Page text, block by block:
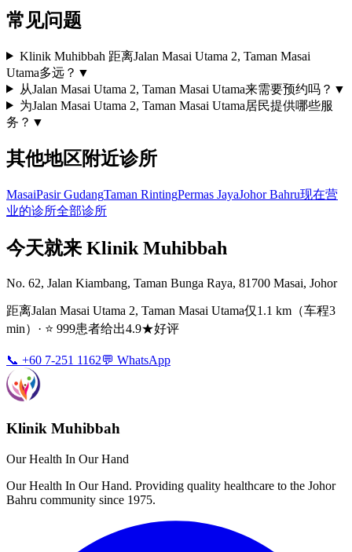
常见问题
Klinik Muhibbah 距离Jalan Masai Utama 2, Taman Masai
Utama多远？ ▼
从Jalan Masai Utama 2, Taman Masai Utama来需要预约吗？ ▼
为Jalan Masai Utama 2, Taman Masai Utama居民提供哪些服
务？ ▼
其他地区附近诊所
MasaiPasir GudangTaman RintingPermas JayaJohor Bahru现在营
业的诊所全部诊所
今天就来 Klinik Muhibbah
No. 62, Jalan Kiambang, Taman Bunga Raya, 81700 Masai, Johor
距离Jalan Masai Utama 2, Taman Masai Utama仅1.1 km（车程3
min）· ⭐ 999患者给出4.9★好评
📞 +60 7-251 1162💬 WhatsApp
Klinik Muhibbah
Our Health In Our Hand
Our Health In Our Hand. Providing quality healthcare to the Johor
Bahru community since 1975.